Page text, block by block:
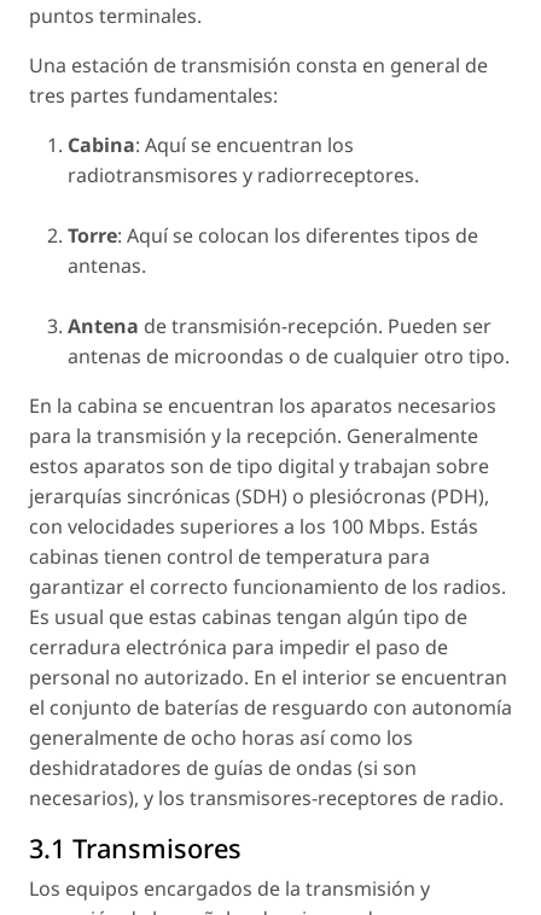
puntos terminales.
Una estación de transmisión consta en general de
tres partes fundamentales:
Cabina: Aquí se encuentran los
radiotransmisores y radiorreceptores.
Torre: Aquí se colocan los diferentes tipos de
antenas.
Antena de transmisión-recepción. Pueden ser
antenas de microondas o de cualquier otro tipo.
En la cabina se encuentran los aparatos necesarios
para la transmisión y la recepción. Generalmente
estos aparatos son de tipo digital y trabajan sobre
jerarquías sincrónicas (SDH) o plesiócronas (PDH),
con velocidades superiores a los 100 Mbps. Estás
cabinas tienen control de temperatura para
garantizar el correcto funcionamiento de los radios.
Es usual que estas cabinas tengan algún tipo de
cerradura electrónica para impedir el paso de
personal no autorizado. En el interior se encuentran
el conjunto de baterías de resguardo con autonomía
generalmente de ocho horas así como los
deshidratadores de guías de ondas (si son
necesarios), y los transmisores-receptores de radio.
3.1 Transmisores
Los equipos encargados de la transmisión y